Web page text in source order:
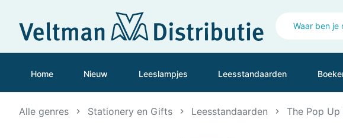
Home Nieuw Leeslampjes Leesstandaarden
Alle genres Stationery en Gifts Leesstandaarden The Pop Up